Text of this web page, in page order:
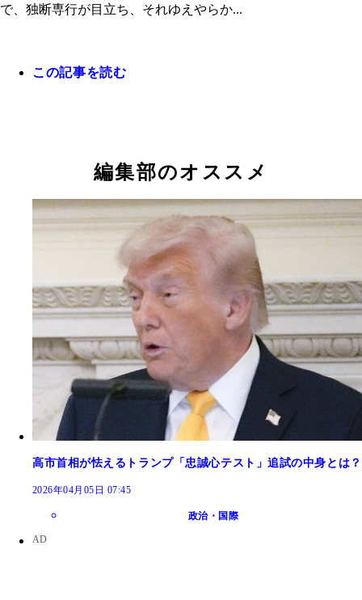
で、独断専行が目立ち、それゆえやらか...
この記事を読む
編集部のオススメ
高市首相が怯えるトランプ「忠誠心テスト」追試の中身とは？
2026年04月05日 07:45
政治・国際